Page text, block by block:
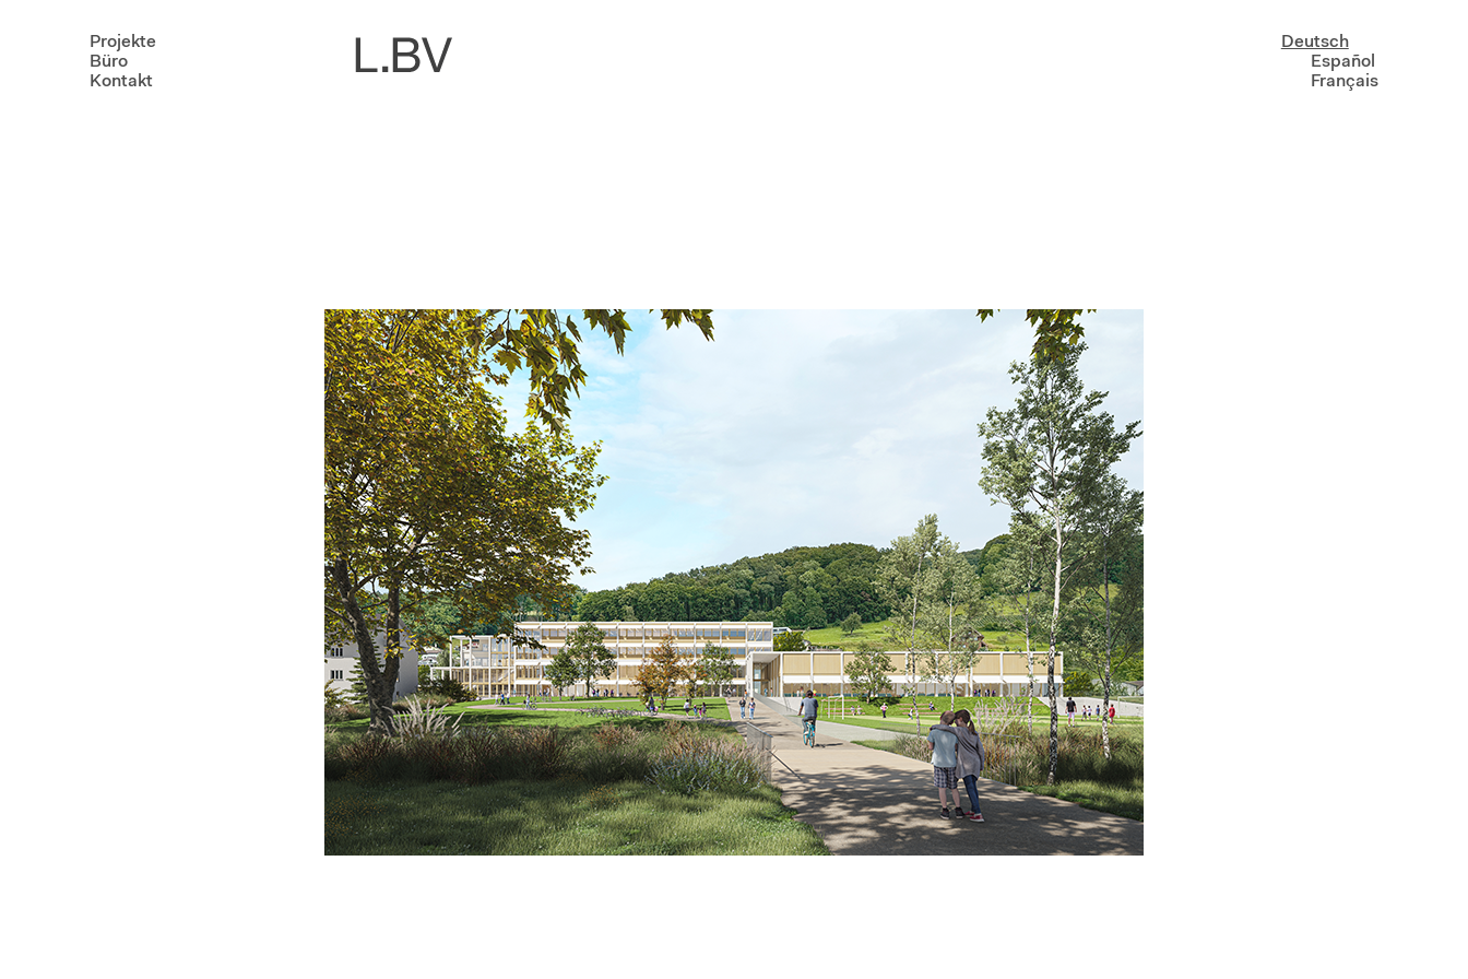
Projekte
Büro
Kontakt
Deutsch
Español
Français